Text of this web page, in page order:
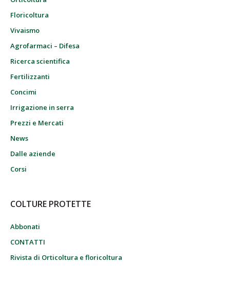
Floricoltura
Vivaismo
Agrofarmaci – Difesa
Ricerca scientifica
Fertilizzanti
Concimi
Irrigazione in serra
Prezzi e Mercati
News
Dalle aziende
Corsi
COLTURE PROTETTE
Abbonati
CONTATTI
Rivista di Orticoltura e floricoltura